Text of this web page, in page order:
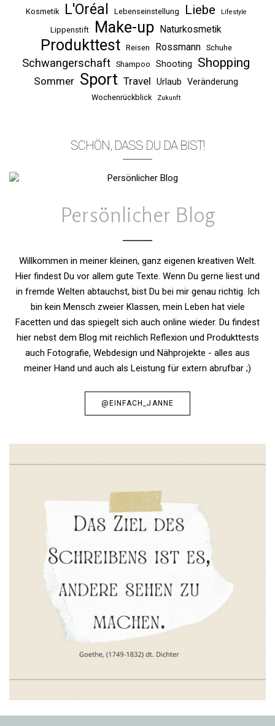
Kosmetik L'Oréal Lebenseinstellung Liebe Lifestyle
Lippenstift Make-up Naturkosmetik
Produkttest Reisen Rossmann Schuhe
Schwangerschaft Shampoo Shooting Shopping
Sommer Sport Travel Urlaub Veränderung
Wochenrückblick Zukunft
SCHÖN, DASS DU DA BIST!
Persönlicher Blog
Willkommen in meiner kleinen, ganz eigenen kreativen Welt.
Hier findest Du vor allem gute Texte. Wenn Du gerne liest und
in fremde Welten abtauchst, bist Du bei mir genau richtig. Ich
bin kein Mensch zweier Klassen, mein Leben hat viele
Facetten und das spiegelt sich auch online wieder. Du findest
hier nebst dem Blog mit reichlich Reflexion und Produkttests
auch Fotografie, Webdesign und Nähprojekte - alles aus
meiner Hand und auch als Leistung für extern abrufbar ;)
@EINFACH_JANNE